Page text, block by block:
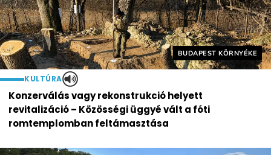
Helyszín címkék:
BUDAPEST KÖRNYÉKE
KULTÚRA
Konzerválás vagy rekonstrukció helyett
revitalizáció – Közösségi üggyé vált a fóti
romtemplomban feltámasztása